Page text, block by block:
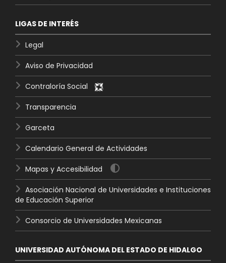
LIGAS DE INTERÉS
Legal
Aviso de Privacidad
Contraloría Social
Transparencia
Garceta
Calendario General de Actividades
Mapas y Accesibilidad
Asociación Nacional de Universidades e Instituciones
de Educación Superior
Consorcio de Universidades Mexicanas
UNIVERSIDAD AUTÓNOMA DEL ESTADO DE HIDALGO